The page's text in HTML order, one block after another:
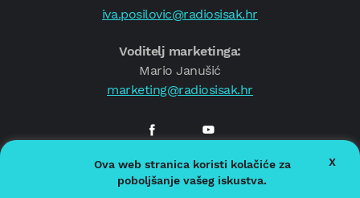
iva.posilovic@radiosisak.hr
Voditelj marketinga:
Mario Janušić
marketing@radiosisak.hr
© 2026.Radio Sisak
Politika privatnosti
Ova web stranica koristi kolačiće za
poboljšanje vašeg iskustva.
X